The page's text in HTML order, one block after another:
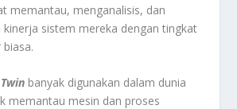
memantau, menganalisis, dan
sistem mereka dengan tingkat
banyak digunakan dalam dunia
memantau mesin dan proses